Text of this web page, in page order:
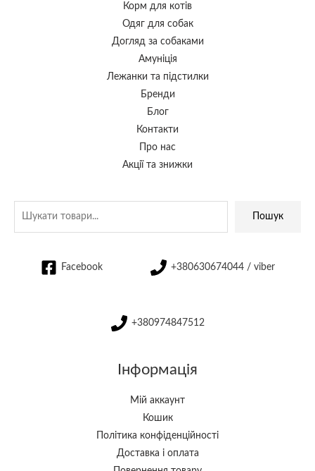
Корм для котів
Одяг для собак
Догляд за собаками
Амуніція
Лежанки та підстилки
Бренди
Блог
Контакти
Про нас
Акції та знижки
Пошук
Facebook +380630674044 / viber
+380974847512
Інформація
Мій аккаунт
Кошик
Політика конфіденційності
Доставка і оплата